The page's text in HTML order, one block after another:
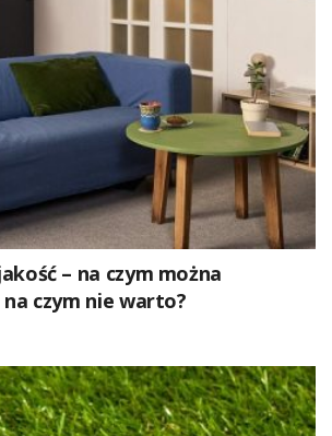
– na czym można
na czym nie warto?